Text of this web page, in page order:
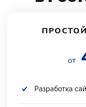
от
Разработка